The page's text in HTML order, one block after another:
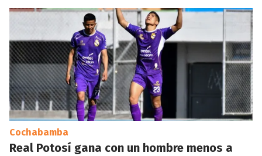
Cochabamba
Real Potosí gana con un hombre menos a